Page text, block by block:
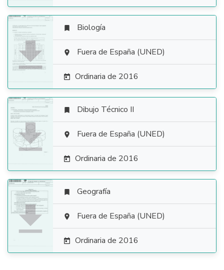

 Biología
 Fuera de España (UNED)
 Ordinaria de 2016

 Dibujo Técnico II
 Fuera de España (UNED)
 Ordinaria de 2016

 Geografía
 Fuera de España (UNED)
 Ordinaria de 2016